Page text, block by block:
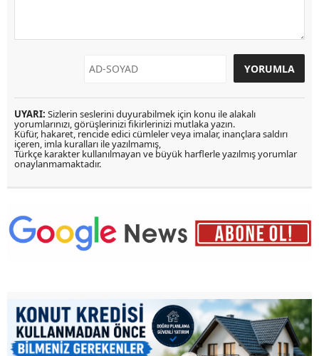
UYARI: Sizlerin seslerini duyurabilmek için konu ile alakalı
yorumlarınızı, görüşlerinizi fikirlerinizi mutlaka yazın.
Küfür, hakaret, rencide edici cümleler veya imalar, inançlara saldırı
içeren, imla kuralları ile yazılmamış,
Türkçe karakter kullanılmayan ve büyük harflerle yazılmış yorumlar
onaylanmamaktadır.